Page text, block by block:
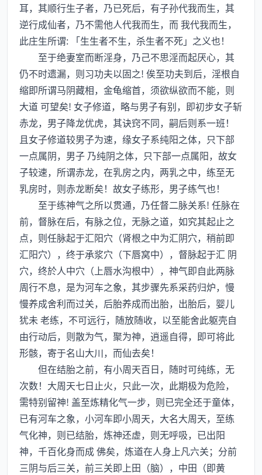
耳，其顺行生子者，乃已死后，有子孙代我而生，其
逆行成仙者，乃不需他人代我而生，而 我代我而生，
此庄生所谓: 「生生者不生，杀生者不死」之义也！
至于绝妻室而断淫身，乃己不思淫而起厌心，其
仍不时遗漏，则习功夫以固之! 俟至功夫到后，淫根自
缩即所谓马阴藏相，金龟缩首，须欲纵欲而不能，则
大道 可望矣! 女子修道，略与男子有别，即初步女子斩
赤龙，男子降龙优虎，其诀窍不同，嗣后则系一班！
且女子修道较男子为速，缘女子系纯阳之体，只下部
一点属阴，男子 乃纯阴之体，只下部一点属阳，故女
子较速，所谓赤龙，在乳房之内，两乳之中，练至无
乳房时，则赤龙断矣！故女子练形，男子练气也！
至于练神气之所以贯通，乃任督二脉关系! 任脉在
前，督脉在后，有脉之位，无脉之道，如究其起止之
点，则任脉起于汇阳穴（肾根之中为汇阴穴，稍前即
汇阳穴），终于承浆穴（下唇窝中），督脉起于汇 阴
穴，终於人中穴（上唇水沟根中），神气即自此两脉
周行不息，是为河车之象，其步骤先系采药归炉，慢
慢养成舍利而过关，后胎养成而出胎，出胎后，婴儿
犹未 老练，不可远行，随放随收，以至能舍此躯壳自
由行动后，则散为气，聚为神，逍遥自得，即可将此
形骸，寄于名山大川，而仙去矣！
但在结胎之前，有小周天百日，随时可纯练，无
次数！大周天七日止火，只此一次，此期极为危险，
需特别留神! 盖至炼精化气一步，则已完全还于童体，
已有河车之象，小河车即小周天，大名大周天，至练
气化神，则已结胎，炼神还虚，则无呼吸，已出阳
神，千百化身而成 佛矣，炼道在人身上凡六关；分前
三阴与后三关，前三关即上田（脑），中田（即黄